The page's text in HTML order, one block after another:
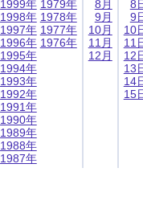
1999年
1998年
1997年
1996年
1995年
1994年
1993年
1992年
1991年
1990年
1989年
1988年
1987年
1979年
1978年
1977年
1976年
8月
9月
10月
11月
12月
8
9
10
11
12
13
14
15